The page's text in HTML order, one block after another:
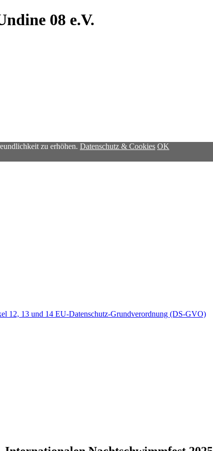
08 e.V.
zu erhöhen. Datenschutz & Cookies OK
12, 13 und 14 EU-Datenschutz-Grundverordnung (DS-GVO)